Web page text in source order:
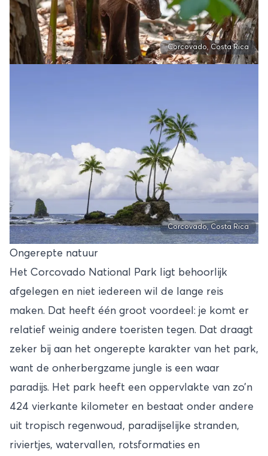
Corcovado, Costa Rica
Corcovado, Costa Rica
Ongerepte natuur
Het Corcovado National Park ligt behoorlijk
afgelegen en niet iedereen wil de lange reis
maken. Dat heeft één groot voordeel: je komt er
relatief weinig andere toeristen tegen. Dat draagt
zeker bij aan het ongerepte karakter van het park,
want de onherbergzame jungle is een waar
paradijs. Het park heeft een oppervlakte van zo’n
424 vierkante kilometer en bestaat onder andere
uit tropisch regenwoud, paradijselijke stranden,
riviertjes, watervallen, rotsformaties en